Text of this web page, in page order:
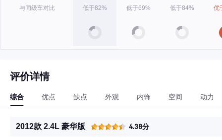
与同级车对比
低于82%
低于69%
低于84%
优
评价详情
综合 优点 缺点 外观 内饰 空间 动力
2012款 2.4L 豪华版 4.38分